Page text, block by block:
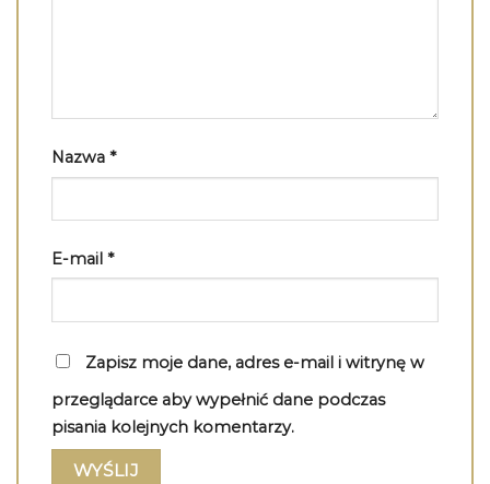
Nazwa *
E-mail *
Zapisz moje dane, adres e-mail i witrynę w
przeglądarce aby wypełnić dane podczas
pisania kolejnych komentarzy.